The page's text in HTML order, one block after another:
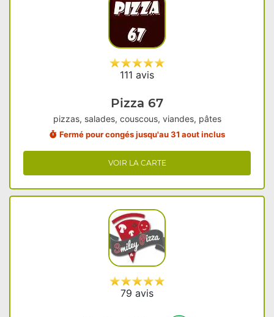
111 avis
Pizza 67
pizzas, salades, couscous, viandes, pâtes
Fermé pour congés jusqu'au 31 aout inclus
VOIR LA CARTE
79 avis